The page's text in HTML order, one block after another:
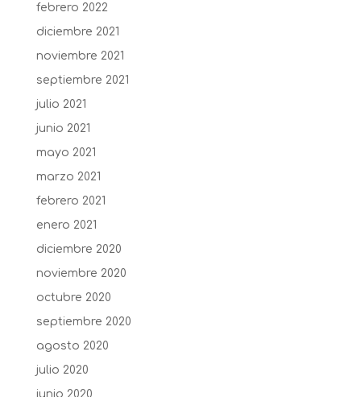
febrero 2022
diciembre 2021
noviembre 2021
septiembre 2021
julio 2021
junio 2021
mayo 2021
marzo 2021
febrero 2021
enero 2021
diciembre 2020
noviembre 2020
octubre 2020
septiembre 2020
agosto 2020
julio 2020
junio 2020